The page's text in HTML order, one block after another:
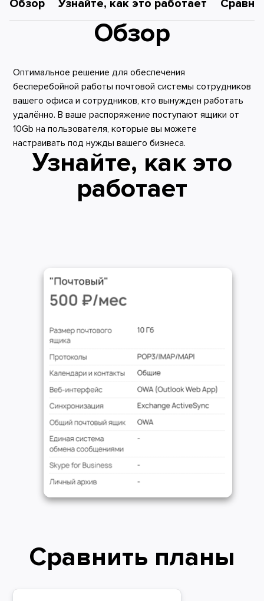
Обзор Узнайте, как это работает
Обзор
Оптимальное решение для обеспечения
бесперебойной работы почтовой системы сотрудников
вашего офиса и сотрудников, кто вынужден работать
удалённо. В ваше распоряжение поступают ящики от
10Gb на пользователя, которые вы можете
настраивать под нужды вашего бизнеса.
Узнайте, как это
работает
Сравнить планы